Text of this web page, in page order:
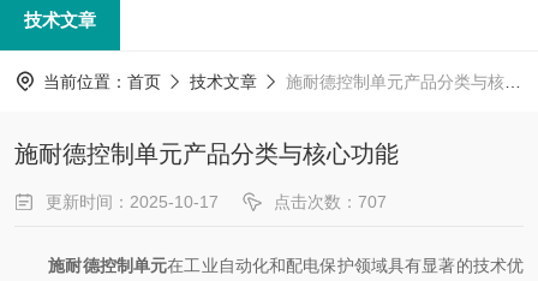
技术文章
当前位置： 首页 技术文章 施耐德控制单元产品分类与核心功能
施耐德控制单元产品分类与核心功能
更新时间：2025-10-17 点击次数：707
施耐德控制单元在工业自动化和配电保护领域具有显著的技术优